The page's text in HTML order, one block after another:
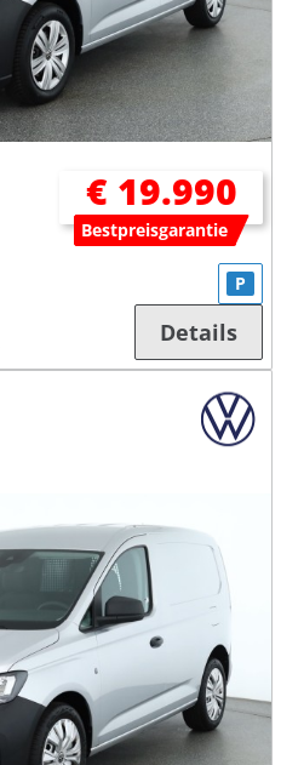
€ 19.990
Bestpreisgarantie
P
Details